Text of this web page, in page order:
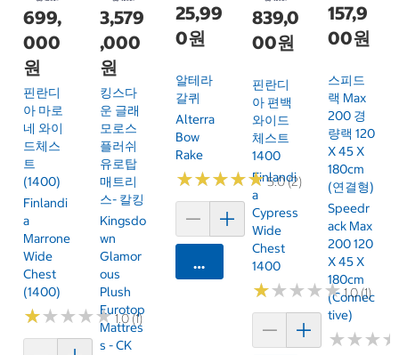
699,
000
원
핀란디
아 마로
네 와이
드체스
트
(1400)
Finlandi
A
Marrone
Wide
Chest
(1400)
★★★★★
★★★★★1.0 (1)
3,579
,000
원
킹스다
운 글래
모로스
플러쉬
유로탑
매트리
스- 칼킹
Kingsdo
Wn
Glamor
Ous
Plush
Eurotop
Mattres
S - CK
25,99
0원
알테라
갈퀴
Alterra
Bow
Rake
★★★★★
★★★★★5.0 (2)
카트에 담기
839,0
00원
핀란디
아 편백
와이드
체스트
1400
Finlandi
A
Cypress
Wide
Chest
1400
★★★★★
★★★★★1.0 (1)
157,9
00원
스피드
랙 Max
200 경
량랙 120
X 45 X
180cm
(연결형)
Speedr
Ack Max
200 120
X 45 X
180cm
(Connec
Tive)
★★★
★★★